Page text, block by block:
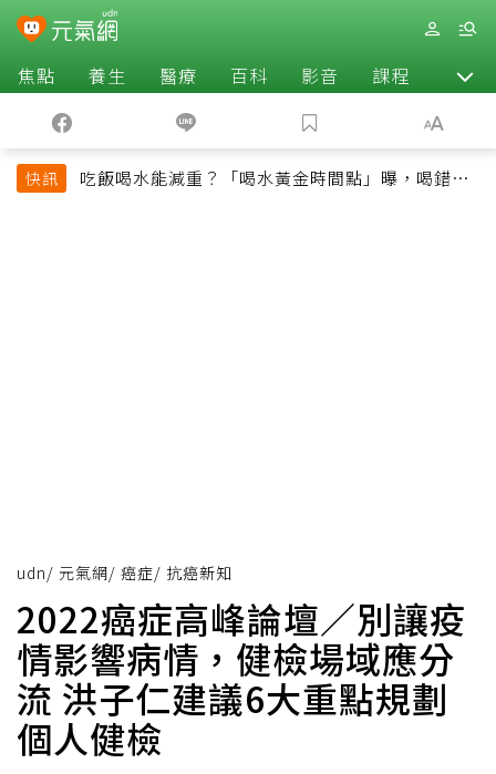
焦點 養生 醫療 百科 影音 課程 退休
快訊
吃飯喝水能減重？「喝水黃金時間點」曝，喝錯時
udn/ 元氣網/ 癌症/ 抗癌新知
2022癌症高峰論壇／別讓疫
情影響病情，健檢場域應分
流 洪子仁建議6大重點規劃
個人健檢